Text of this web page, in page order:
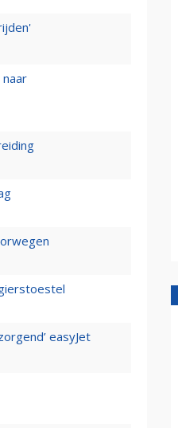
easyJet